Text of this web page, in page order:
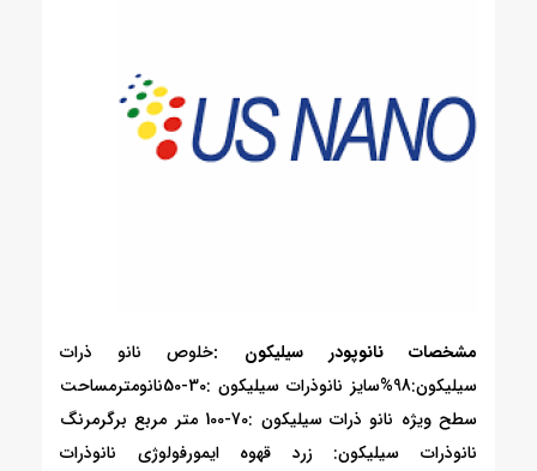
مشخصات نانوپودر سیلیکون :خلوص نانو ذرات
سیلیکون:98%سایز نانوذرات سیلیکون :30-50نانومترمساحت
سطح ویژه نانو ذرات سیلیکون :70-100 متر مربع برگرمرنگ
نانوذرات سیلیکون: زرد قهوه ایمورفولوژی نانوذرات